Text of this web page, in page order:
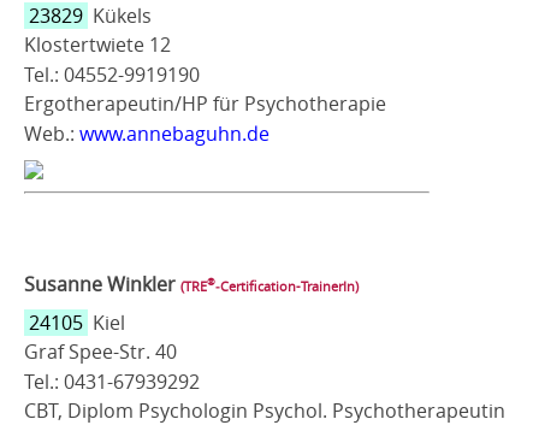
23829 Kükels
Klostertwiete 12
Tel.: 04552-9919190
Ergotherapeutin/HP für Psychotherapie
Web.: www.annebaguhn.de
Susanne Winkler (TRE®‑Certification-TrainerIn)
24105 Kiel
Graf Spee-Str. 40
Tel.: 0431-67939292
CBT, Diplom Psychologin Psychol. Psychotherapeutin